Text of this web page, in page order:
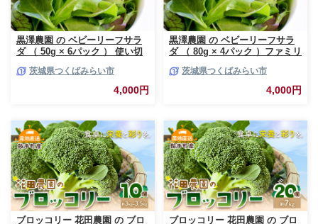
黒澤農園 の ベビーリーフサラ
ダ （ 50g × 6パック ） 使い切
生野菜 食べやすい 若葉 使い切
り 旬 新鮮 国産 彩り 大容量
茨城県つくばみらい市
4,000円
黒澤農園 の ベビーリーフサラ
ダ （ 80g × 4パック ）ファミリ
生野菜 食べやすい 若葉 ファミ
リー 旬 新鮮 国産 彩り 大容量
茨城県つくばみらい市
4,000円
ブロッコリー 花田農園 の ブロ
ブロッコリー 花田農園 の ブロ